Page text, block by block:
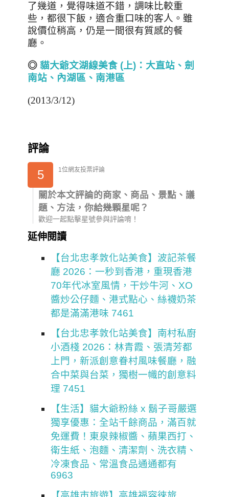
了幾道，覺得味道不錯，調味比較重
些，都很下飯，適合重口味的客人。雖
說價位稍高，仍是一間很有質感的餐
廳。
◎ 貓大爺文湖線美食 (上) ：大直站、劍
南站、內湖區、南港區
(2013/3/12)
評論
5 1位網友投票評論
關於本文評論的商家、商品、景點、議
題、方法，你給幾顆星呢？
歡迎一起點擊星號參與評論唷！
延伸閱讀
【台北忠孝敦化站美食】波記茶餐
廳 2026：一秒到香港，重現香港
70年代冰室風情，干炒牛河、XO
醬炒公仔麵、港式點心、絲襪奶茶
都是滿滿港味 7461
【台北忠孝敦化站美食】南村私廚
小酒棧 2026：林青霞、張清芳都
上門，新派創意眷村風味餐廳，融
合中菜與台菜，獨樹一幟的創意料
理 7451
【生活】貓大爺粉絲 x 鬍子哥嚴選
獨享優惠：全站千餘商品，滿百就
免運費！東泉辣椒醬、蘋果西打、
衛生紙、泡麵、清潔劑、洗衣精、
冷凍食品、常溫食品通通都有
6963